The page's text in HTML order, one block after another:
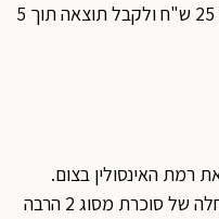
הבדיקה ברשת סופרפארם בעלות של 25 ש"ח ולקבל תוצאה תוך 5
האינסולין בצום.
למעשה נצליח לזהות את הכיוון וההתחלה של סוכרת מסוג 2 הרבה